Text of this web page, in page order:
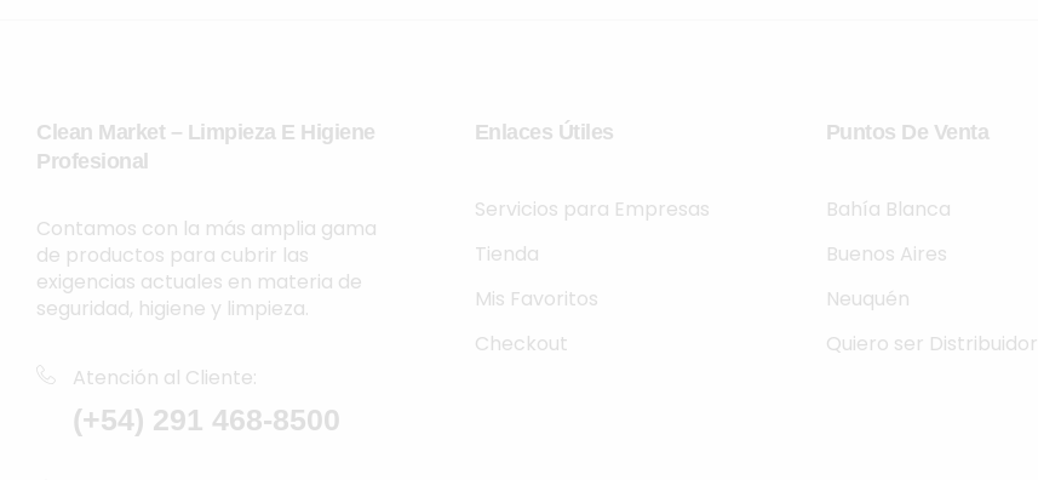
Clean Market – Limpieza E Higiene
Profesional
Contamos con la más amplia gama
de productos para cubrir las
exigencias actuales en materia de
seguridad, higiene y limpieza.
Atención al Cliente:
(+54) 291 468-8500
Enlaces Útiles
Servicios para Empresas
Tienda
Mis Favoritos
Checkout
Puntos De Venta
Bahía Blanca
Buenos Aires
Neuquén
Quiero ser Distribuidor